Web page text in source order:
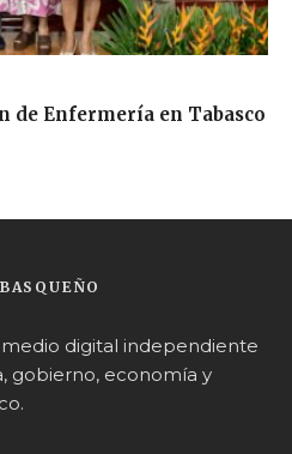
de Enfermería en Tabasco
medio digital independiente
gobierno, economía y